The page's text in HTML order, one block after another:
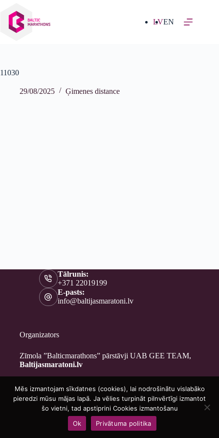
saturu
LVEN
11030
29/08/2025 Ģimenes distance
Tālrunis:
+371 22019199
E-pasts:
info@baltijasmaratoni.lv
Organizators
Zīmola ”Balticmarathons” pārstāvji UAB GEE TEAM,
Baltijasmaratoni.lv
Kontakti
Par mums
Brīvprātīgajiem
Privātuma politika
Copyright © 2026 - Baltijasmaratoni.lv
Mēs izmantojam sīkdatnes (cookies), lai nodrošinātu vislabāko
pieredzi mūsu mājas lapā. Ja vēlies turpināt pilnvērtīgi izmantot
šo vietni, tad apstiprini Cookies izmantošanu
Ok
Privātuma politika